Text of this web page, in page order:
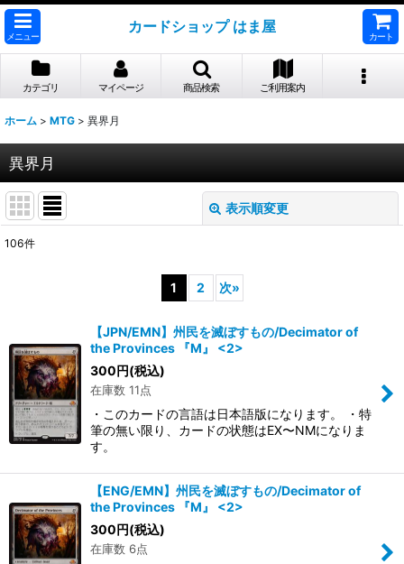
メニュー
カードショップ はま屋
カート
カテゴリ マイページ 商品検索 ご利用案内
ホーム > MTG > 異界月
異界月
表示順変更
絞り込む
106件
1 2 次»
【JPN/EMN】州民を滅ぼすもの/Decimator of
the Provinces 『M』 <2>
300円(税込)
在庫数 11点
・このカードの言語は日本語版になります。 ・特
筆の無い限り、カードの状態はEX〜NMになりま
す。
【ENG/EMN】州民を滅ぼすもの/Decimator of
the Provinces 『M』 <2>
300円(税込)
在庫数 6点